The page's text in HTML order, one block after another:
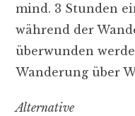
mind. 3 Stunden
während der
überwunden
Wanderung über
Alternative